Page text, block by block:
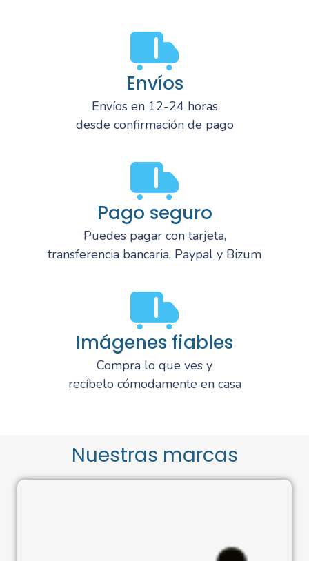
Envíos
Envíos en 12-24 horas
desde confirmación de pago
Pago seguro
Puedes pagar con tarjeta,
transferencia bancaria, Paypal y Bizum
Imágenes fiables
Compra lo que ves y
recíbelo cómodamente en casa
Nuestras marcas